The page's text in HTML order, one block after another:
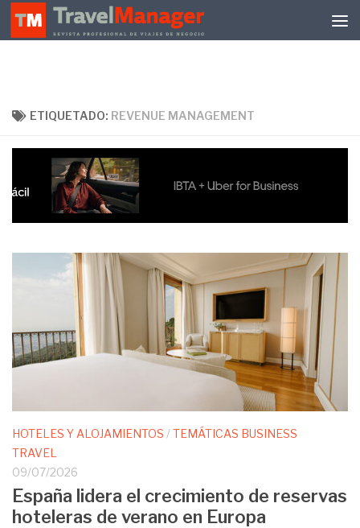
Debajo del contenido
ETIQUETADO: REVENUE MANAGEMENT
HOTELES Y ALOJAMIENTOS /TEMÁTICAS BUSINESS
TRAVEL
09/07/2026
España lidera el crecimiento de reservas
hoteleras de verano en Europa